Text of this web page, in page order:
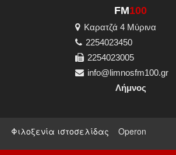
FM100
Καρατζά 4 Μύρινα
2254023450
2254023005
info@limnosfm100.gr
Λήμνος
Φιλοξενία ιστοσελίδας Operon